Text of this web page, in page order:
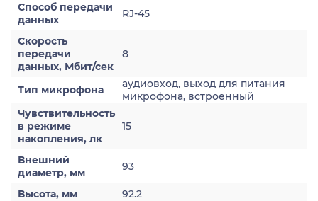
Способ передачи
данных
RJ-45
Скорость
передачи
данных, Мбит/сек
8
Тип микрофона
аудиовход, выход для питания
микрофона, встроенный
Чувствительность
в режиме
накопления, лк
15
Внешний
диаметр, мм
93
Высота, мм
92.2